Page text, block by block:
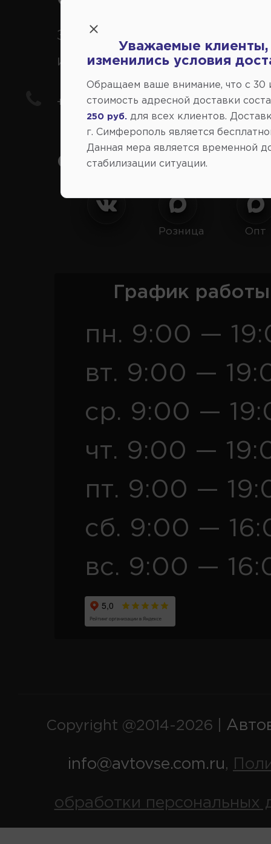
Заказ шин, дисков,
иномарки
+7(978) 206-206-8
Социальные сети:
Розница Опт
График
пн. 9:00 —
вт. 9:00 —
ср. 9:00 —
чт. 9:00 —
пт. 9:00 —
сб. 9:00 —
вс. 9:00 —
Copyright @2014-2026 |
info@avtovse.com.ru,
обработки персональных
Уважаемые клиенты,
изменились условия
Обращаем ваше внимание, что c 30
стоимость адресной доставки
250 руб. для всех клиентов.
г. Симферополь является
Данная мера является временной
стабилизации ситуации.